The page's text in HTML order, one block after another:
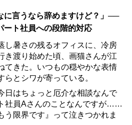
に言うなら辞めますけど？」 ──
ート社員への段階的対応
し暑さの残るオフィスに、冷房
き渡り始めた頃、画猫さんが江
てきた。いつもの穏やかな表情
らとシワが寄っている。
日はちょっと厄介な相談なんで
社員Aさんのことなんですが……
う限界です』って泣きつかれま